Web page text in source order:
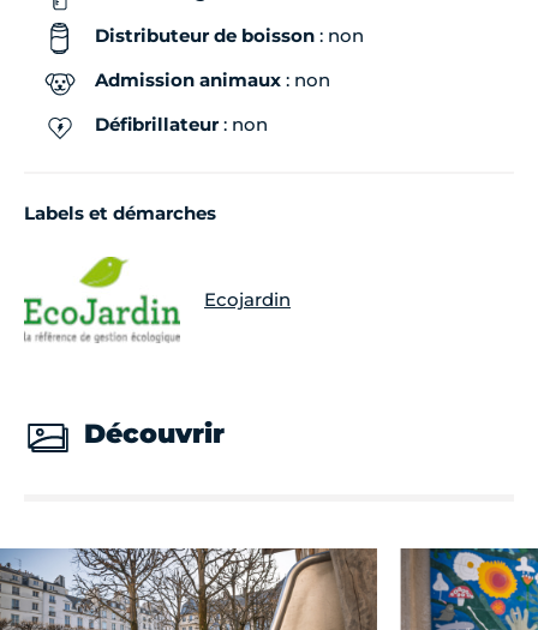
Distributeur de boisson : non
Admission animaux : non
Défibrillateur: non
Labels et démarches
Ecojardin
Découvrir